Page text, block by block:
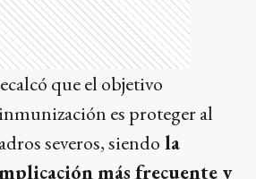
que el objetivo
es proteger al
severos, siendo la
más frecuente y